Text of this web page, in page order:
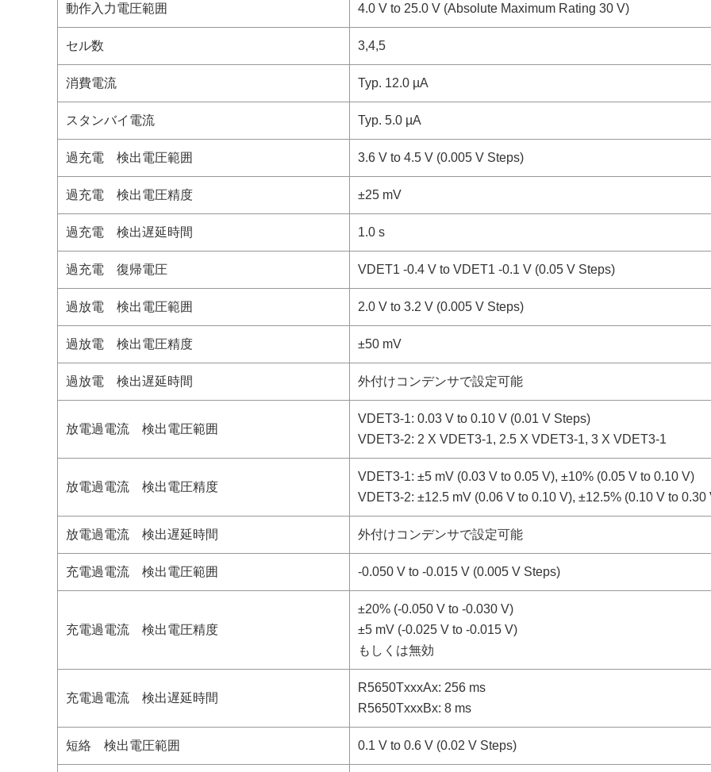
動作入力電圧範囲 4.0 V to 25.0 V (Absolute Maximum Rating 30 V)
セル数 3,4,5
消費電流 Typ. 12.0 µA
スタンバイ電流 Typ. 5.0 µA
過充電 検出電圧範囲 3.6 V to 4.5 V (0.005 V Steps)
過充電 検出電圧精度 ±25 mV
過充電 検出遅延時間 1.0 s
過充電 復帰電圧 VDET1 -0.4 V to VDET1 -0.1 V (0.05 V Steps)
過放電 検出電圧範囲 2.0 V to 3.2 V (0.005 V Steps)
過放電 検出電圧精度 ±50 mV
過放電 検出遅延時間 外付けコンデンサで設定可能
放電過電流 検出電圧範囲
VDET3-1: 0.03 V to 0.10 V (0.01 V Steps)
VDET3-2: 2 X VDET3-1, 2.5 X VDET3-1, 3 X VDET3-1
放電過電流 検出電圧精度
VDET3-1: ±5 mV (0.03 V to 0.05 V), ±10% (0.05 V to 0.10 V)
VDET3-2: ±12.5 mV (0.06 V to 0.10 V), ±12.5% (0.10 V to 0.30
放電過電流 検出遅延時間 外付けコンデンサで設定可能
充電過電流 検出電圧範囲 -0.050 V to -0.015 V (0.005 V Steps)
充電過電流 検出電圧精度
±20% (-0.050 V to -0.030 V)
±5 mV (-0.025 V to -0.015 V)
もしくは無効
充電過電流 検出遅延時間
R5650TxxxAx: 256 ms
R5650TxxxBx: 8 ms
短絡 検出電圧範囲 0.1 V to 0.6 V (0.02 V Steps)